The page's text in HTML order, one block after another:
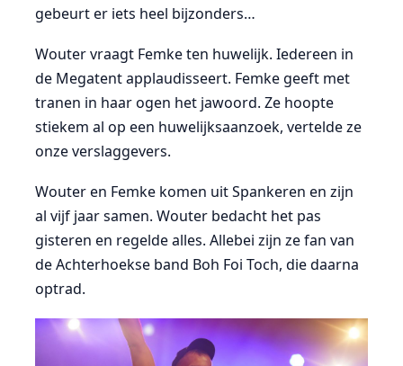
gebeurt er iets heel bijzonders…
Wouter vraagt Femke ten huwelijk. Iedereen in
de Megatent applaudisseert. Femke geeft met
tranen in haar ogen het jawoord. Ze hoopte
stiekem al op een huwelijksaanzoek, vertelde ze
onze verslaggevers.
Wouter en Femke komen uit Spankeren en zijn
al vijf jaar samen. Wouter bedacht het pas
gisteren en regelde alles. Allebei zijn ze fan van
de Achterhoekse band Boh Foi Toch, die daarna
optrad.